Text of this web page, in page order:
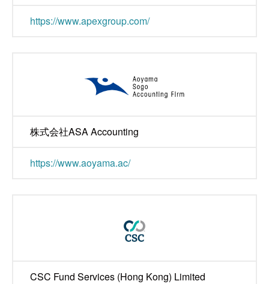
https://www.apexgroup.com/
株式会社ASA Accounting
https://www.aoyama.ac/
CSC Fund Services (Hong Kong) Limited